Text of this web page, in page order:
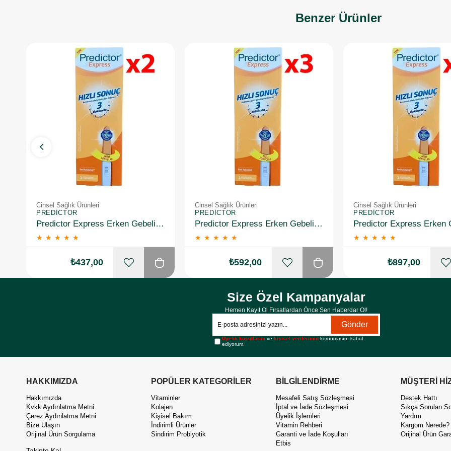
Benzer Ürünler
Cinsel Sağlık Ürünleri
PREDICTOR
Predictor Express Erken Gebelik Testi 2 Adet
★ ★ ★ ★ ★
₺437,00
Cinsel Sağlık Ürünleri
PREDICTOR
Predictor Express Erken Gebelik Testi 3 Adet
★ ★ ★ ★ ★
₺592,00
Cinsel Sağlık Ürünleri
PREDICTOR
★ ★ ★ ★ ★
₺897,00
Size Özel Kampanyalar
Hemen Kayıt Ol Fırsatlardan Önce Sen Haberdar Ol!
Gönder
Üyelik koşullarını vekişisel verilerimin korunmasını kabul
ediyorum.
HAKKIMIZDA
Hakkımızda
Kvkk Aydınlatma Metni
Çerez Aydınlatma Metni
Bize Ulaşın
Orijinal Ürün Sorgulama
POPÜLER KATEGORİLER
Vitaminler
Kolajen
Kişisel Bakım
İndirimli Ürünler
Sindirim Probiyotik
BİLGİLENDİRME
Mesafeli Satış Sözleşmesi
İptal ve İade Sözleşmesi
Üyelik İşlemleri
Vitamin Rehberi
Garanti ve İade Koşulları
Etbis
MÜŞTERİ
Destek Hattı
Sıkça Sorulan
Yardım
Kargom Nerede?
Orijinal Ürün